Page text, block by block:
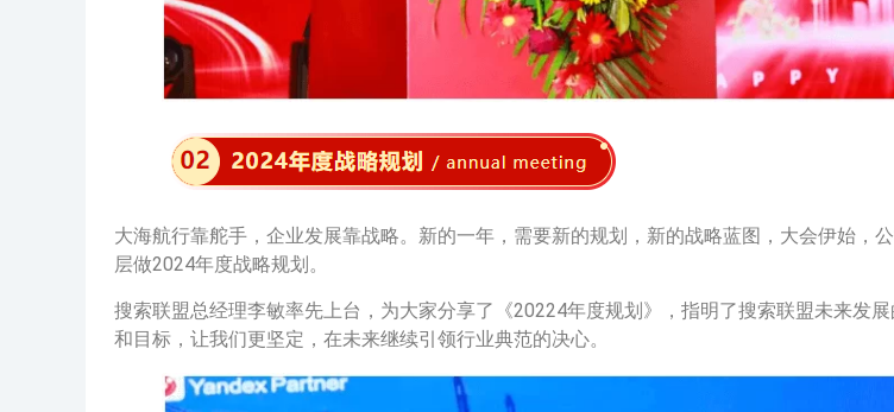
大海航行靠舵手，企业发展靠战略。新的一年，需要新的规划，新的战略蓝图，大会伊始，
层做2024年度战略规划。
搜索联盟总经理李敏率先上台，为大家分享了《20224年度规划》，指明了搜索联盟未来发展
和目标，让我们更坚定，在未来继续引领行业典范的决心。